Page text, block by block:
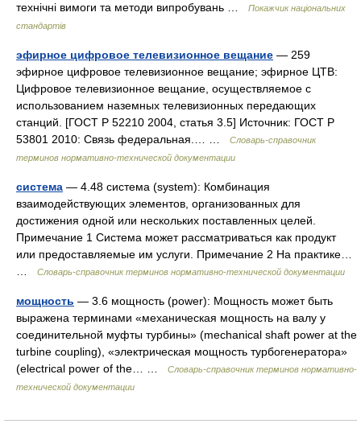
технічні вимоги та методи випробувань …
Покажчик національних
стандартів
эфирное цифровое телевизионное вещание — 259
эфирное цифровое телевизионное вещание; эфирное ЦТВ:
Цифровое телевизионное вещание, осуществляемое с
использованием наземных телевизионных передающих
станций. [ГОСТ Р 52210 2004, статья 3.5] Источник: ГОСТ Р
53801 2010: Связь федеральная.… …
Словарь-справочник
терминов нормативно-технической документации
система — 4.48 система (system): Комбинация
взаимодействующих элементов, организованных для
достижения одной или нескольких поставленных целей.
Примечание 1 Система может рассматриваться как продукт
или предоставляемые им услуги. Примечание 2 На практике…
Словарь-справочник терминов нормативно-технической документации
мощность — 3.6 мощность (power): Мощность может быть
выражена терминами «механическая мощность на валу у
соединительной муфты турбины» (mechanical shaft power at the
turbine coupling), «электрическая мощность турбогенератора»
(electrical power of the… …
Словарь-справочник терминов нормативно-
технической документации